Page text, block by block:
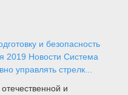
и безопасность
2019 Новости Система
управлять стрелк...
и